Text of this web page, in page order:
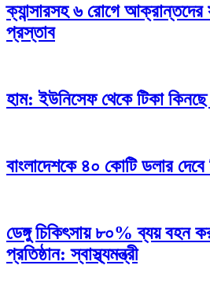
ক্যান্সারসহ ৬ রোগে আক্রান্তদের
প্রস্তাব
হাম: ইউনিসেফ থেকে টিকা
বাংলাদেশকে ৪০ কোটি ডলার দেবে
ডেঙ্গু চিকিৎসায় ৮০% ব্যয় বহন
প্রতিষ্ঠান: স্বাস্থ্যমন্ত্রী